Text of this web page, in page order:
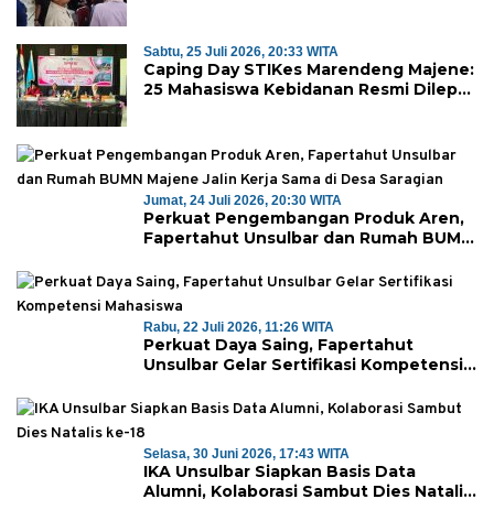
Sabtu, 25 Juli 2026, 20:33 WITA
Caping Day STIKes Marendeng Majene:
25 Mahasiswa Kebidanan Resmi Dilepas
Jumat, 24 Juli 2026, 20:30 WITA
Perkuat Pengembangan Produk Aren,
Fapertahut Unsulbar dan Rumah BUMN
Saragian
Rabu, 22 Juli 2026, 11:26 WITA
Perkuat Daya Saing, Fapertahut
Unsulbar Gelar Sertifikasi Kompetensi
Selasa, 30 Juni 2026, 17:43 WITA
IKA Unsulbar Siapkan Basis Data
Alumni, Kolaborasi Sambut Dies Natalis